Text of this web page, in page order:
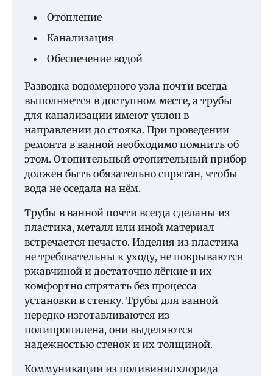
Отопление
Канализация
Обеспечение водой
Разводка водомерного узла почти всегда
выполняется в доступном месте, а трубы
для канализации имеют уклон в
направлении до стояка. При проведении
ремонта в ванной необходимо помнить об
этом. Отопительный отопительный прибор
должен быть обязательно спрятан, чтобы
вода не оседала на нём.
Трубы в ванной почти всегда сделаны из
пластика, металл или иной материал
встречается нечасто. Изделия из пластика
не требовательны к уходу, не покрываются
ржавчиной и достаточно лёгкие и их
комфортно спрятать без процесса
установки в стенку. Трубы для ванной
нередко изготавливаются из
полипропилена, они выделяются
надежностью стенок и их толщиной.
Коммуникации из поливинилхлорида